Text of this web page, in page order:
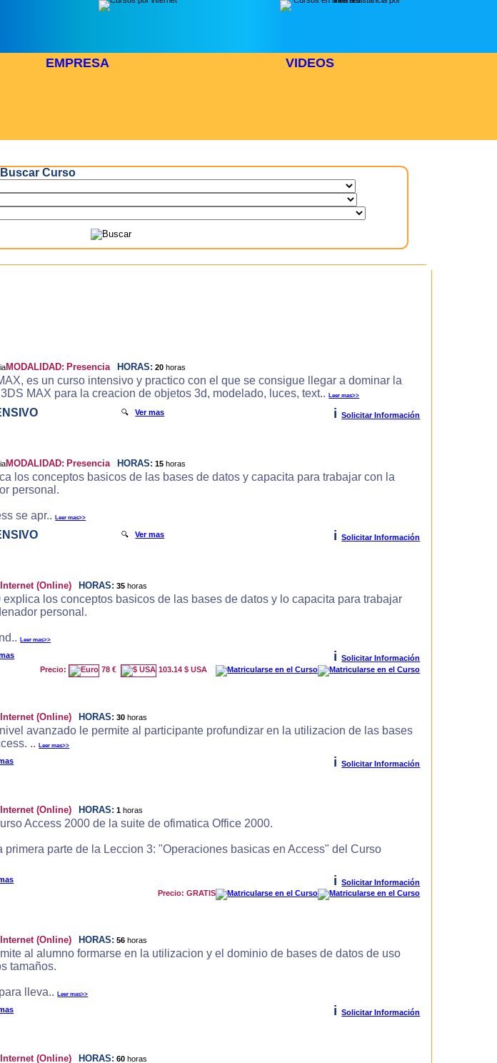
EMPRESA VIDEOS
Curso
MODALIDAD: Presencia HORAS: 20 horas
es un curso intensivo y practico con el que se consigue llegar a dominar la
MAX para la creacion de objetos 3d, modelado, luces, text..Leer mas>>
🔍Ver mas i Solicitar Información
MODALIDAD: Presencia HORAS: 15 horas
los conceptos basicos de las bases de datos y capacita para trabajar con la
personal.
se apr..Leer mas>>
🔍Ver mas i Solicitar Información
Internet (Online) HORAS: 35 horas
explica los conceptos basicos de las bases de datos y lo capacita para trabajar
personal.
Leer mas>>
i
Solicitar Información
Precio:
78 € 103.14 $ USA
Internet (Online) HORAS: 30 horas
avanzado le permite al participante profundizar en la utilizacion de las bases
..Leer mas>>
i Solicitar Información
Internet (Online) HORAS: 1 horas
Access 2000 de la suite de ofimatica Office 2000.
primera parte de la Leccion 3: "Operaciones basicas en Access" del Curso
i
Solicitar Información
Precio: GRATIS
Internet (Online) HORAS: 56 horas
al alumno formarse en la utilizacion y el dominio de bases de datos de uso
tamaños.
lleva..Leer mas>>
i Solicitar Información
Internet (Online) HORAS: 60 horas